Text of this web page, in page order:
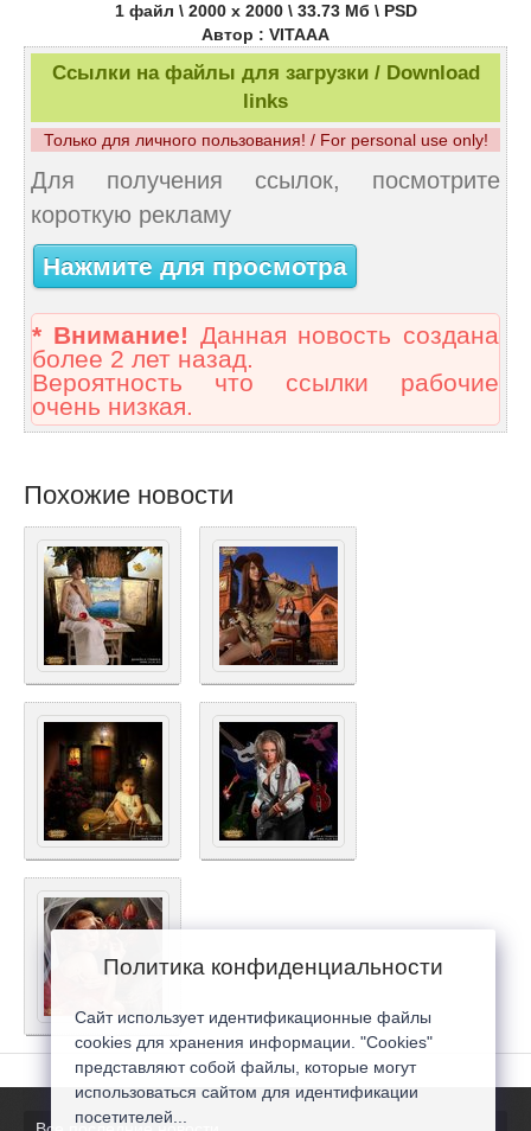
1 файл \ 2000 х 2000 \ 33.73 Мб \ PSD
Автор : VITAAA
Ссылки на файлы для загрузки / Download
links
Только для личного пользования! / For personal use only!
Для получения ссылок, посмотрите
короткую рекламу
Нажмите для просмотра
* Внимание! Данная новость создана
более 2 лет назад.
Вероятность что ссылки рабочие
очень низкая.
Похожие новости
Политика конфиденциальности
Сайт использует идентификационные файлы
cookies для хранения информации. "Cookies"
представляют собой файлы, которые могут
использоваться сайтом для идентификации
посетителей...